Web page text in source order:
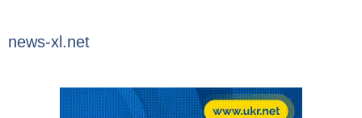
news-xl.net